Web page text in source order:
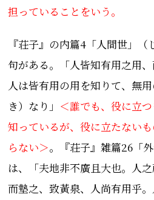
担っていることをいう。
『荘子』の内篇4「人間世」
句がある。「人皆知有用之用
人は皆有用の用を知りて、無
き）なり 」 ＜誰でも、役に立
知っているが、役に立たない
らない＞。 『荘子』雑篇26「
は、「夫地非不廣且大也。人
而墊之、致黃泉、
人尚有用乎